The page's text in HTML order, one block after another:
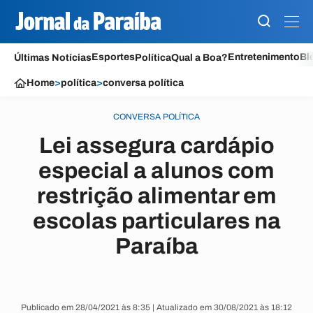
Últimas NotíciasEsportesPolíticaQual a Boa?Entretenimento
Home>política>conversa política
CONVERSA POLÍTICA
Lei assegura cardápio
especial a alunos com
restrição alimentar em
escolas particulares na
Paraíba
Publicado em 28/04/2021 às 8:35 | Atualizado em 30/08/2021 às 18:12